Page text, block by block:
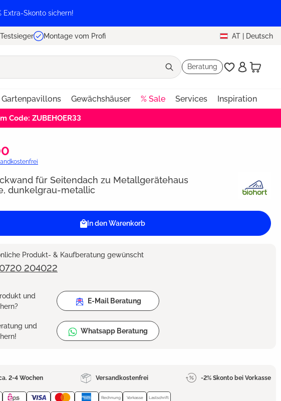
Extra-Skonto sichern!
Montage vom Profi AT | Deutsch
Beratung
Gartenpavillons Gewächshäuser % Sale Services Inspiration
Code: ZUBEHOER33
für Seitendach zu Metallgerätehaus
dunkelgrau-metallic
In den Warenkorb
Produkt- & Kaufberatung gewünscht
204022
und
E-Mail Beratung
und
Whatsapp Beratung
2-4 Wochen Versandkostenfrei -2% Skonto bei Vorkasse
Rechnung Vorkasse Lastschrift